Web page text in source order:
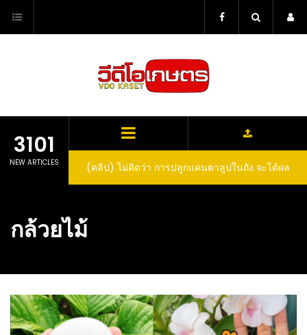
content
3101
NEW ARTICLES
(คลิป) ไม่คิดว่า การปลูกแคนตาลูปในถัง จะได้ผล
ลูกโตและหวานขนาดนี้ I didn’t expect that
(คลิป) วิธีทำไวน์สับปะรด Pineapple Wine
กล้วยไม้